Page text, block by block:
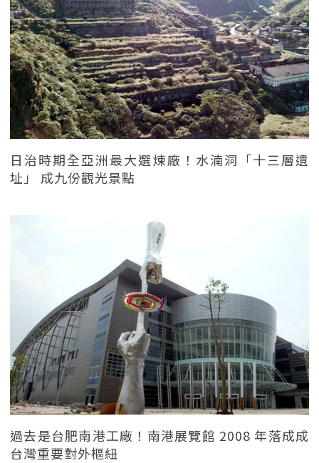
日治時期全亞洲最大選煉廠！水湳洞「十三層遺
址」 成九份觀光景點
過去是台肥南港工廠！南港展覽館 2008 年落成成
台灣重要對外樞紐